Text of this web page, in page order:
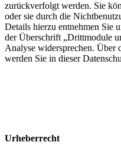
zurückverfolgt werden. Sie
oder sie durch die
Details hierzu entnehmen Sie
der Überschrift „Drittmodule
Analyse widersprechen. Über
werden Sie in dieser
Urheberrecht